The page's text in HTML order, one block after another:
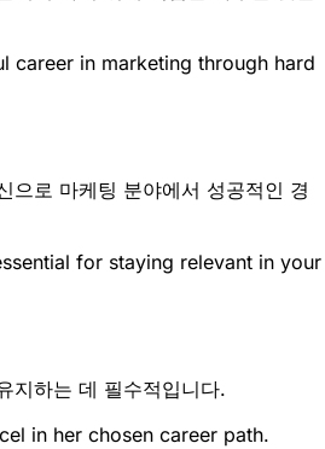
career in marketing through hard
으로 마케팅 분야에서 성공적인 경
for staying relevant in your
지하는 데 필수적입니다.
in her chosen career path.